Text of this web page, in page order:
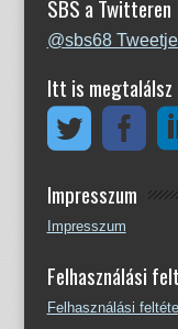
SBS a Twitteren
@sbs68
Itt is megtalálsz
Impresszum
Impresszum
Felhasználási
Felhasználási